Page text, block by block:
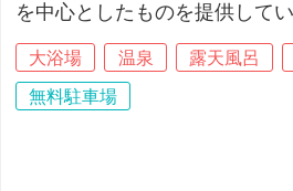
を中心としたものを提供してい
大浴場 温泉 露天風呂
無料駐車場